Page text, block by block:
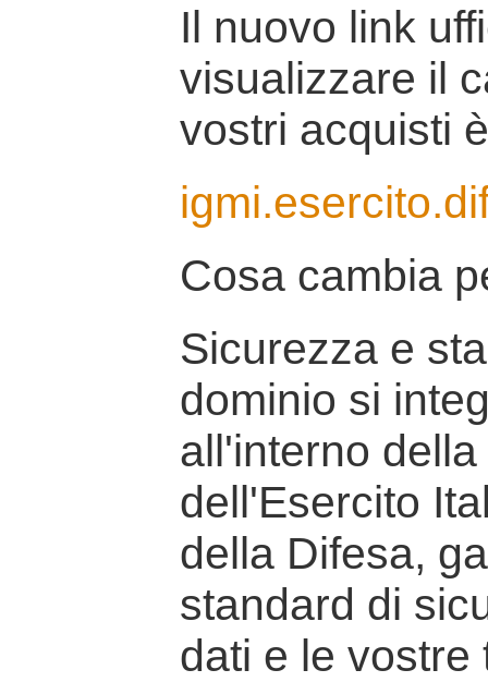
Il nuovo link
visualizzare il
vostri acquisti
Cosa cambia
Sicurezza e
dominio si
all'interno
dell'Esercito
della Difesa,
standard di
dati e le vostre